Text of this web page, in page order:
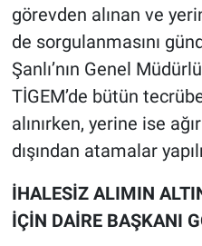
görevden alınan ve
de sorgulanmasını
Şanlı’nın Genel
TİGEM’de bütün
alınırken, yerine ise
dışından atamalar
İHALESİZ ALIMIN
İÇİN DAİRE BAŞKANI